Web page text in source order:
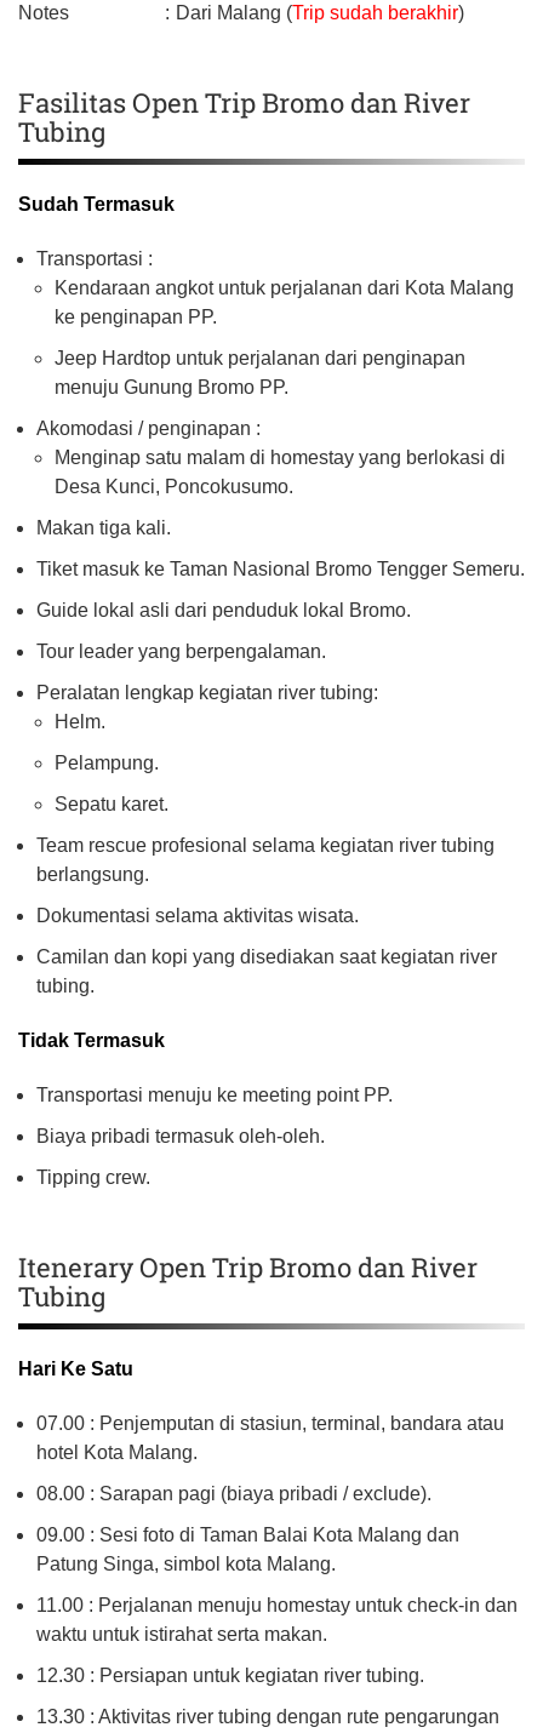
Notes
: Dari Malang (Trip sudah berakhir)
Fasilitas Open Trip Bromo dan River
Tubing
Sudah Termasuk
Transportasi :
Kendaraan angkot untuk perjalanan dari Kota Malang
ke penginapan PP.
Jeep Hardtop untuk perjalanan dari penginapan
menuju Gunung Bromo PP.
Akomodasi / penginapan :
Menginap satu malam di homestay yang berlokasi di
Desa Kunci, Poncokusumo.
Makan tiga kali.
Tiket masuk ke Taman Nasional Bromo Tengger Semeru.
Guide lokal asli dari penduduk lokal Bromo.
Tour leader yang berpengalaman.
Peralatan lengkap kegiatan river tubing:
Helm.
Pelampung.
Sepatu karet.
Team rescue profesional selama kegiatan river tubing
berlangsung.
Dokumentasi selama aktivitas wisata.
Camilan dan kopi yang disediakan saat kegiatan river
tubing.
Tidak Termasuk
Transportasi menuju ke meeting point PP.
Biaya pribadi termasuk oleh-oleh.
Tipping crew.
Itenerary Open Trip Bromo dan River
Tubing
Hari Ke Satu
07.00 : Penjemputan di stasiun, terminal, bandara atau
hotel Kota Malang.
08.00 : Sarapan pagi (biaya pribadi / exclude).
09.00 : Sesi foto di Taman Balai Kota Malang dan
Patung Singa, simbol kota Malang.
11.00 : Perjalanan menuju homestay untuk check-in dan
waktu untuk istirahat serta makan.
12.30 : Persiapan untuk kegiatan river tubing.
13.30 : Aktivitas river tubing dengan rute pengarungan